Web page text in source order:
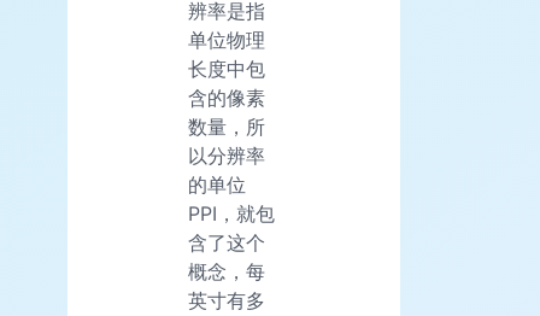
辨率是指
单位物理
长度中包
含的像素
数量，所
以分辨率
的单位
PPI，就包
含了这个
概念，每
英寸有多